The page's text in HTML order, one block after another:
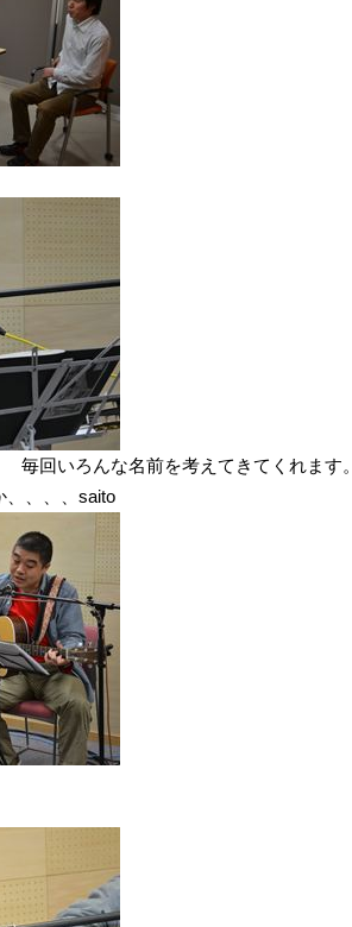
回いろんな名前を考えてきてくれます。
、、、、saito